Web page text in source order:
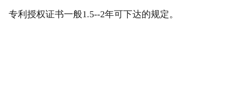
专利授权证书一般1.5--2年可下达的规定。